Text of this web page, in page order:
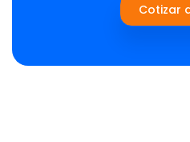
Cotizar